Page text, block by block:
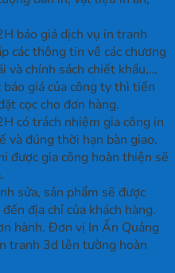
báo giá dịch vụ in tranh
các thông tin về các chương
và chính sách chiết khấu,…
giá của công ty thì tiến
cọc cho đơn hàng.
có trách nhiệm gia công in
và đúng thời hạn bàn giao.
được gia công hoàn thiện sẽ
sửa, sản phẩm sẽ được
địa chỉ của khách hàng.
hành. Đơn vị In Ấn Quảng
tranh 3d lên tường hoàn